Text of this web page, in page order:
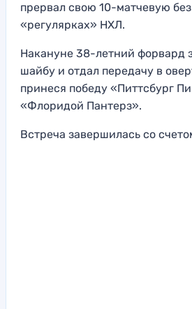
прервал свою 10-матчевую
«регулярках» НХЛ.
Накануне 38-летний форвард
шайбу и отдал передачу в
принеся победу «Питтсбург
«Флоридой Пантерз».
Встреча завершилась со